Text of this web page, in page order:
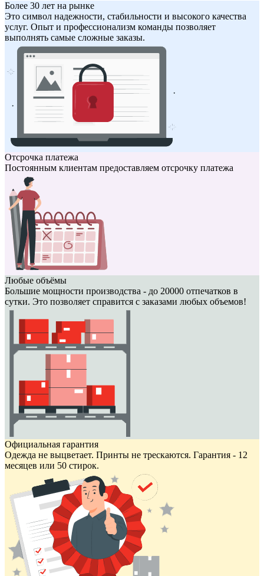
Более 30 лет на рынке
Это символ надежности, стабильности и высокого качества
услуг. Опыт и профессионализм команды позволяет
выполнять самые сложные заказы.
Отсрочка платежа
Постоянным клиентам предоставляем отсрочку платежа
Любые объёмы
Большие мощности производства - до 20000 отпечатков в
сутки. Это позволяет справится с заказами любых объемов!
Официальная гарантия
Одежда не выцветает. Принты не трескаются. Гарантия - 12
месяцев или 50 стирок.